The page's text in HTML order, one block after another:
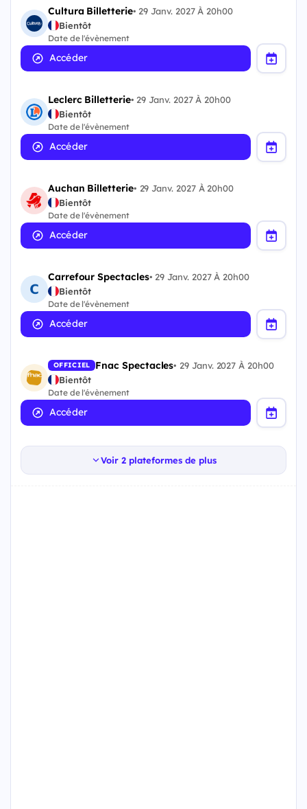
Cultura Billetterie• 29 Janv. 2027 À 20h00
Bientôt
Date de l'évènement
Accéder
Leclerc Billetterie• 29 Janv. 2027 À 20h00
Bientôt
Date de l'évènement
Accéder
Auchan Billetterie• 29 Janv. 2027 À 20h00
Bientôt
Date de l'évènement
Accéder
Carrefour Spectacles• 29 Janv. 2027 À 20h00
Bientôt
Date de l'évènement
Accéder
OFFICIEL Fnac Spectacles• 29 Janv. 2027 À 20h00
Bientôt
Date de l'évènement
Accéder
Voir 2 plateformes de plus